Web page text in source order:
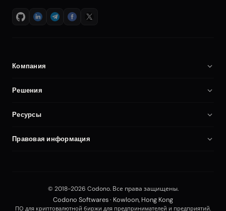
Компания
О нас
Партнёры
Сравнение
Решения
ПО для криптобиржи
Скрипт криптобиржи
ПО для торговли Forex
Ресурсы
Документация
Правовая информация
Editorial Policy
API документация
© 2018-2026 Codono. Все права защищены.
Codono Softwares · Kowloon, Hong Kong
ПО для криптовалютной биржи для предпринимателей и предприятий.